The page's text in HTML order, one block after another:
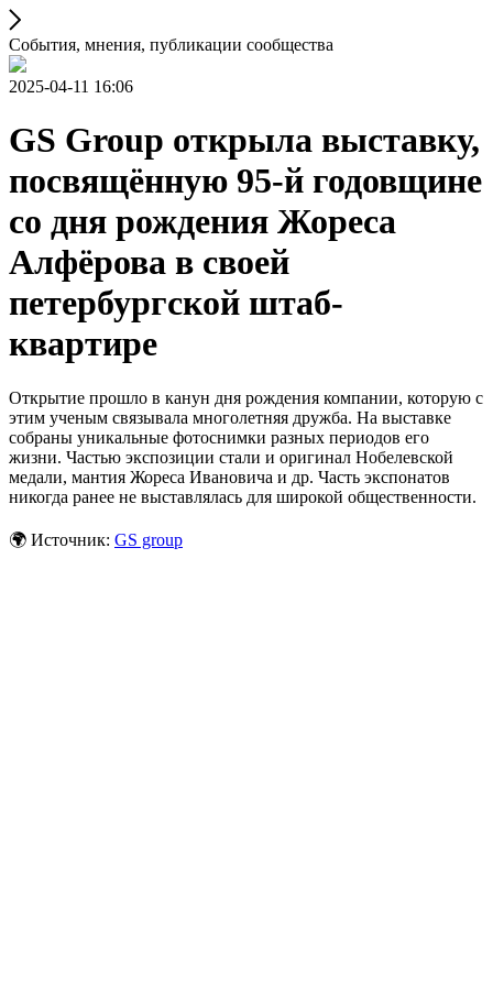
События, мнения, публикации сообщества
2025-04-11 16:06
GS Group открыла выставку,
посвящённую 95-й годовщине
со дня рождения Жореса
Алфёрова в своей
петербургской штаб-
квартире
Открытие прошло в канун дня рождения компании, которую с
этим ученым связывала многолетняя дружба. На выставке
собраны уникальные фотоснимки разных периодов его
жизни. Частью экспозиции стали и оригинал Нобелевской
медали, мантия Жореса Ивановича и др. Часть экспонатов
никогда ранее не выставлялась для широкой общественности.
🌍 Источник: GS group